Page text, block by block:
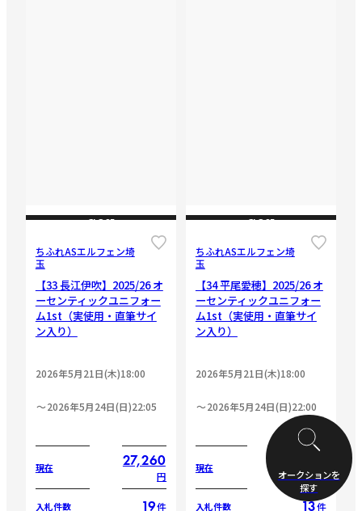
CLOSE
ちふれASエルフェン埼
玉
【33 長江伊吹】2025/26 オ
ーセンティックユニフォー
ム1st（実使用・直筆サイ
ン入り）
2026年5月21日(木)18:00
2026年5月24日(日)22:05
現在 27,260
円
入札件数 19件
CLOSE
ちふれASエルフェン埼
玉
【34 平尾愛穂】2025/26 オ
ーセンティックユニフォー
ム1st（実使用・直筆サイ
ン入り）
2026年5月21日(木)18:00
2026年5月24日(日)22:00
現在
円
入札件数 13件
オークションを
探す